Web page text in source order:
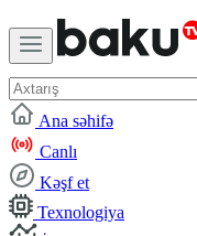
Ana səhifə
Canlı
Kəşf et
Texnologiya